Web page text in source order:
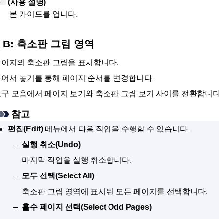
(사용 설명)
본 가이드를 엽니다.
B: 축소판 그림 영역
이지의 축소판 그림을 표시합니다.
어서 놓기를 통해 페이지 순서를 변경합니다.
구 모음에서 페이지 보기와 축소판 그림 보기 사이를 전환합니
참고
편집(Edit)메뉴에서 다음 작업을 수행할 수 있습니다.
실행 취소(Undo)
마지막 작업을 실행 취소합니다.
모두 선택(Select All)
축소판 그림 영역에 표시된 모든 페이지를 선택합니다.
홀수 페이지 선택(Select Odd Pages)